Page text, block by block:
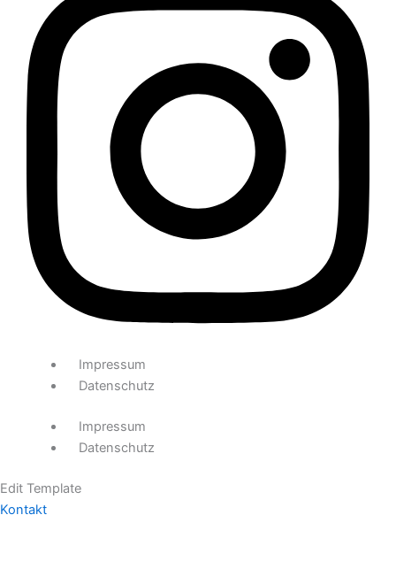
Impressum
Datenschutz
Impressum
Datenschutz
Edit Template
Kontakt